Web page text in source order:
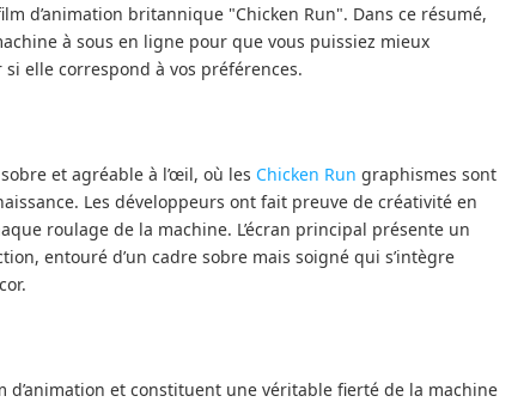
d’animation britannique "Chicken Run". Dans ce résumé,
à sous en ligne pour que vous puissiez mieux
elle correspond à vos préférences.
et agréable à l’œil, où les Chicken Run graphismes sont
Les développeurs ont fait preuve de créativité en
roulage de la machine. L’écran principal présente un
entouré d’un cadre sobre mais soigné qui s’intègre
d’animation et constituent une véritable fierté de la machine